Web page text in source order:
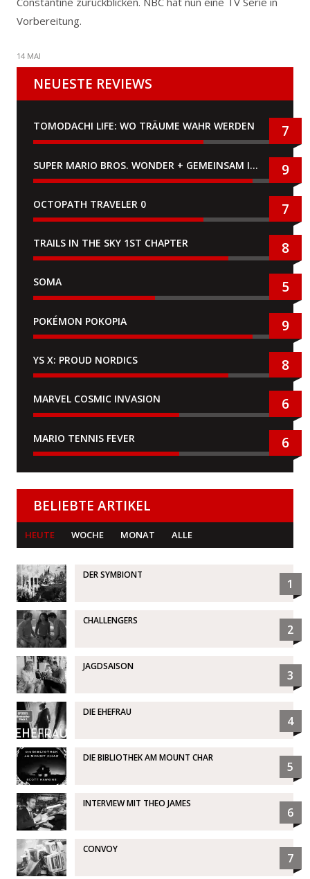
Vorbereitung.
14 MAI
NEUESTE REVIEWS
TOMODACHI LIFE: WO TRÄUME WAHR WERDEN 7
SUPER MARIO BROS. WONDER + GEMEINSAM IM BELLABEL-PARK 9
OCTOPATH TRAVELER 0 7
TRAILS IN THE SKY 1ST CHAPTER 8
SOMA 5
POKÉMON POKOPIA 9
YS X: PROUD NORDICS 8
MARVEL COSMIC INVASION 6
MARIO TENNIS FEVER 6
BELIEBTE ARTIKEL
HEUTE WOCHE MONAT ALLE
DER SYMBIONT
1
CHALLENGERS
2
JAGDSAISON
3
DIE EHEFRAU
4
DIE BIBLIOTHEK AM MOUNT CHAR
5
INTERVIEW MIT THEO JAMES
6
CONVOY
7